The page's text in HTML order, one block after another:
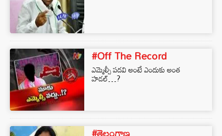
#Off The Record
ఎమ్మెల్సీ పదవి అంటే ఎందుకు అంత
హడల్…?